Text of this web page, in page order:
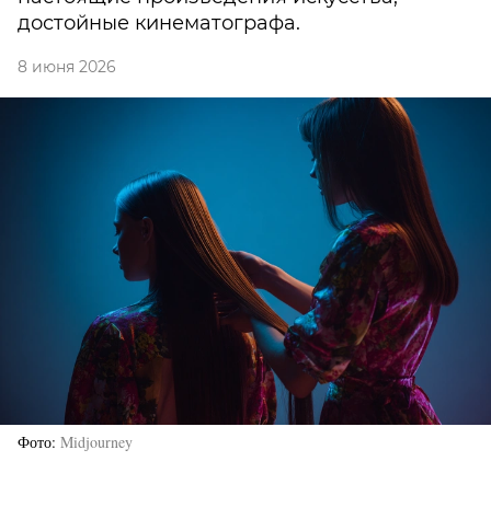
достойные кинематографа.
8 июня 2026
Фото Midjourney